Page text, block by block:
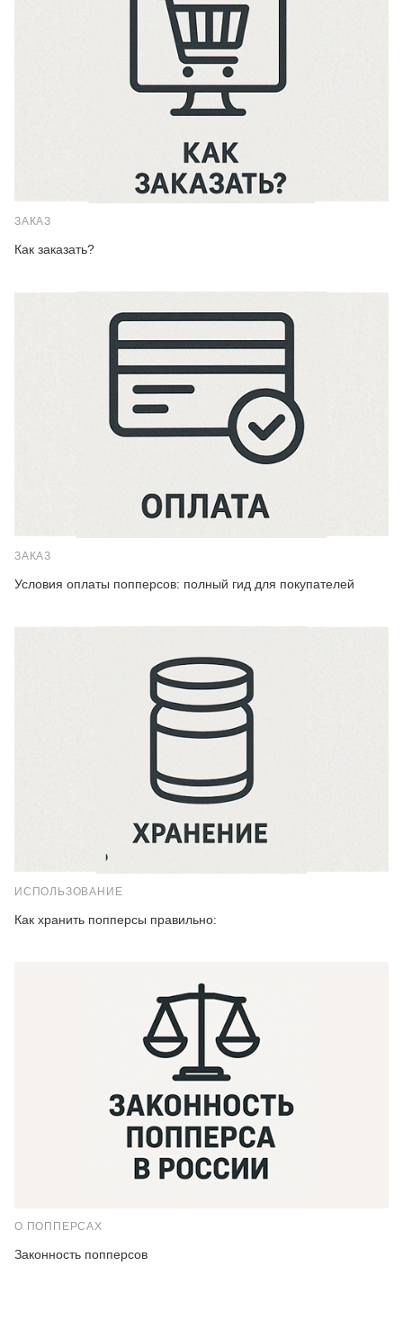
ЗАКАЗ
Как заказать?
ЗАКАЗ
Условия оплаты попперсов: полный гид для покупателей
ИСПОЛЬЗОВАНИЕ
Как хранить попперсы правильно:
О ПОППЕРСАХ
Законность попперсов